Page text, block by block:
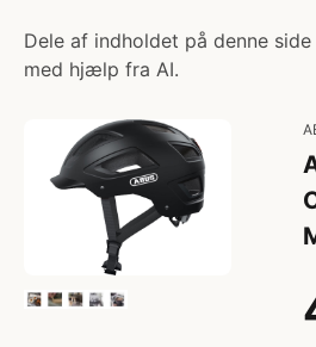
Dele af indholdet på denne
med hjælp fra AI.